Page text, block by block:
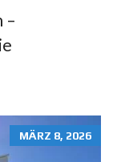
–
MÄRZ 8, 2026